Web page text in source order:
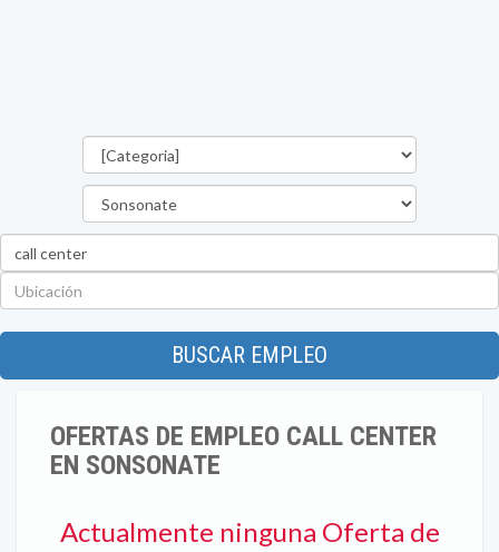
BUSCAR EMPLEO
OFERTAS DE EMPLEO CALL CENTER
EN SONSONATE
Actualmente ninguna Oferta de